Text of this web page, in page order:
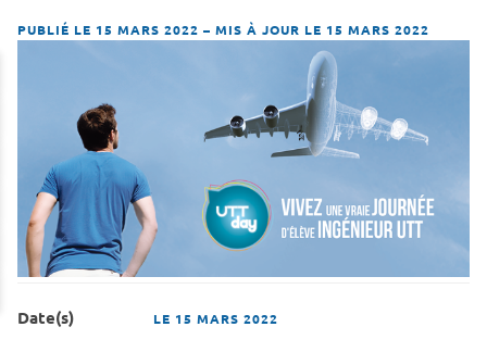
PUBLIÉ LE 15 MARS 2022 – MIS À JOUR LE 15 MARS 2022
Date(s) LE 15 MARS 2022